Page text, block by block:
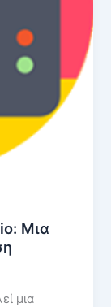
Μια
μια